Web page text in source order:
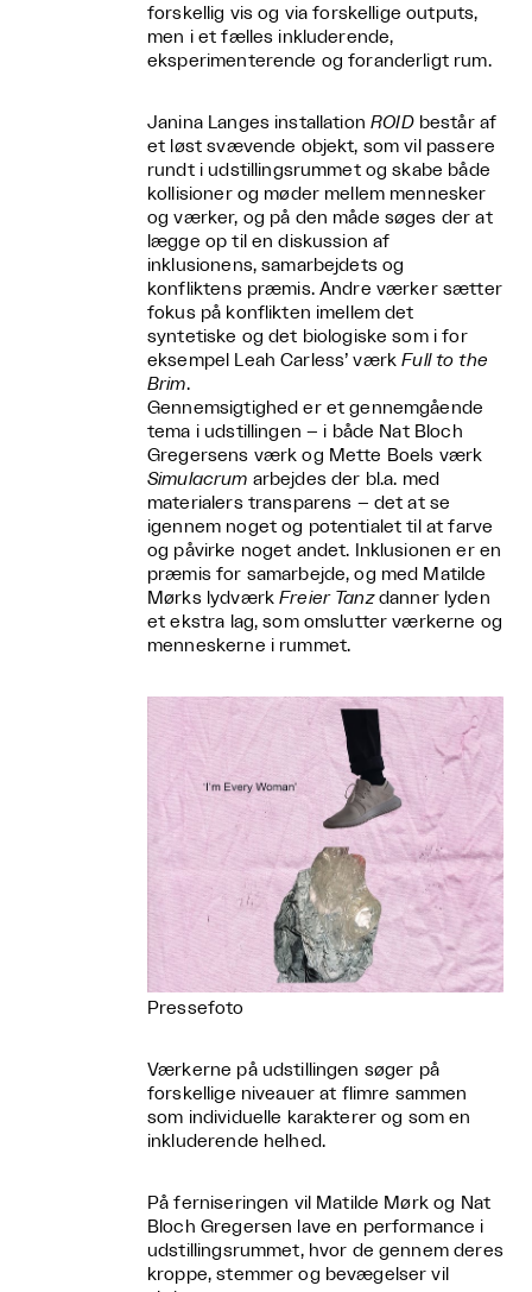
forskellig vis og via forskellige outputs,
men i et fælles inkluderende,
eksperimenterende og foranderligt rum.
Janina Langes installationROIDbestår af
et løst svævende objekt, som vil passere
rundt i udstillingsrummet og skabe både
kollisioner og møder mellem mennesker
og værker, og på den måde søges der at
lægge op til en diskussion af
inklusionens, samarbejdets og
konfliktens præmis. Andre værker sætter
fokus på konflikten imellem det
syntetiske og det biologiske som i for
eksempel Leah Carless’ værkFull to the
Brim.
Gennemsigtighed er et gennemgående
tema i udstillingen – i både Nat Bloch
Gregersens værk og Mette Boels værk
Simulacrum arbejdes der bl.a. med
materialers transparens – det at se
igennem noget og potentialet til at farve
og påvirke noget andet. Inklusionen er en
præmis for samarbejde, og med Matilde
Mørks lydværkFreier Tanzdanner lyden
et ekstra lag, som omslutter værkerne og
menneskerne i rummet.
Pressefoto
Værkerne på udstillingen søger på
forskellige niveauer at flimre sammen
som individuelle karakterer og som en
inkluderende helhed.
På ferniseringen vil Matilde Mørk og Nat
Bloch Gregersen lave en performance i
udstillingsrummet, hvor de gennem deres
kroppe, stemmer og bevægelser vil